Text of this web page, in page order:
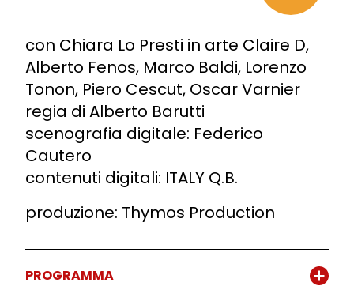
con Chiara Lo Presti in arte Claire D,
Alberto Fenos, Marco Baldi, Lorenzo
Tonon, Piero Cescut, Oscar Varnier
regia di Alberto Barutti
scenografia digitale: Federico
Cautero
contenuti digitali: ITALY Q.B.
produzione: Thymos Production
PROGRAMMA